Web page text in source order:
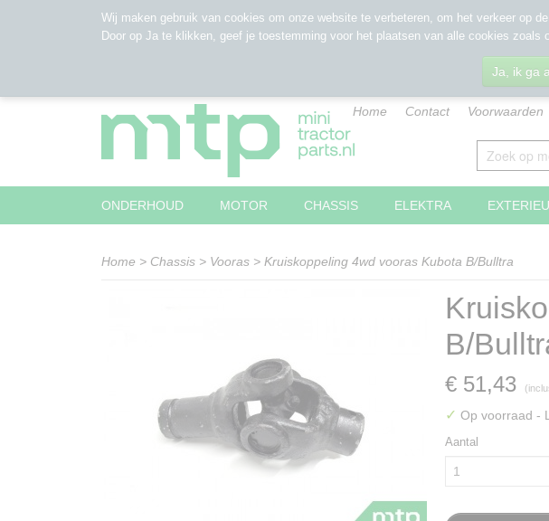
Home Contact Voorwaarden
ONDERHOUD MOTOR CHASSIS ELEKTRA
Home > Chassis > Vooras > Kruiskoppeling 4wd vooras Kubota B/Bulltra
B/
€ 51,43
✓ Op voorraad -
Aantal
Wij maken gebruik van cookies om onze website te verbeteren, om het verkeer op
Door op Ja te klikken, geef je toestemming voor het plaatsen van alle cookies zoals
Ja, ik ga